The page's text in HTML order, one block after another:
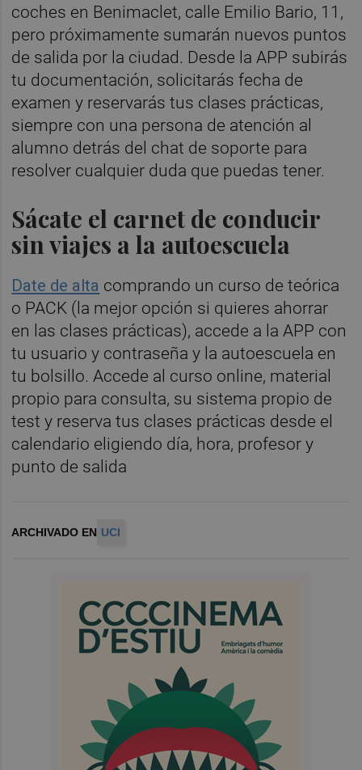
coches en Benimaclet, calle Emilio Bario, 11,
pero próximamente sumarán nuevos puntos
de salida por la ciudad. Desde la APP subirás
tu documentación, solicitarás fecha de
examen y reservarás tus clases prácticas,
siempre con una persona de atención al
alumno detrás del chat de soporte para
resolver cualquier duda que puedas tener.
Sácate el carnet de conducir
sin viajes a la autoescuela
Date de alta comprando un curso de teórica
o PACK (la mejor opción si quieres ahorrar
en las clases prácticas), accede a la APP con
tu usuario y contraseña y la autoescuela en
tu bolsillo. Accede al curso online, material
propio para consulta, su sistema propio de
test y reserva tus clases prácticas desde el
calendario eligiendo día, hora, profesor y
punto de salida
ARCHIVADO EN UCI